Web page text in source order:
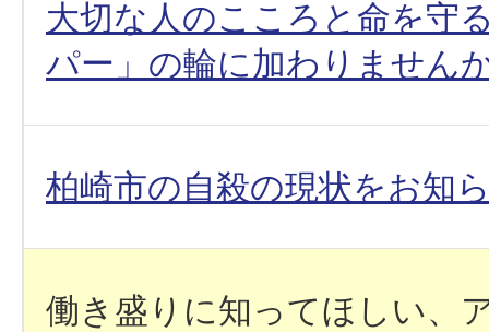
大切な人のこころと命を守
パー」の輪に加わりません
柏崎市の自殺の現状をお知
働き盛りに知ってほしい、